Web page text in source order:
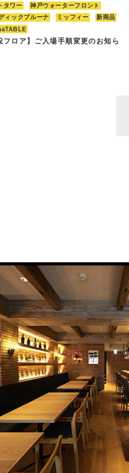
タワー
神戸ウォーターフロント
ィックブルーナ ミッフィー
新商品
フロア】ご入場手順変更のお知ら